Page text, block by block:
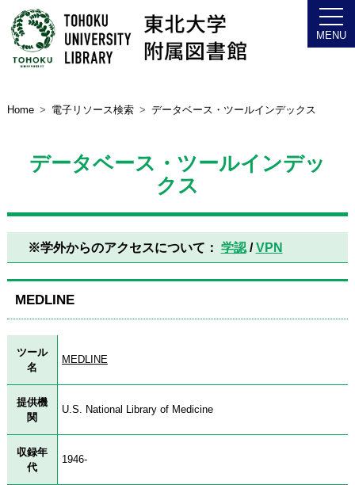
Home 電子リソース検索 データベース・ツールインデックス
データベース・ツールインデッ
クス
※学外からのアクセスについて： 学認/VPN
MEDLINE
ツール
名
MEDLINE
提供機
関
U.S. National Library of Medicine
収録年
代
1946-